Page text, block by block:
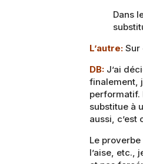
Dans
L’autre: Sur
DB: J’ai
finalement,
performatif.
substitue à
aussi, c’est
Le
l’aise, etc.,